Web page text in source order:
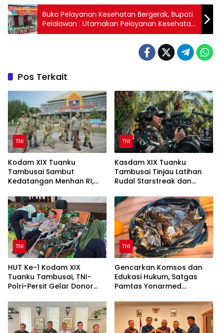
Buka Pelayanan Kesehatan Bergerak, Bupati
Pelalawan : Utamakan Pelayanan Kesehatan
Masyarakat
Pos Terkait
TNI
Kodam XIX Tuanku
Tambusai Sambut
Kedatangan Menhan RI,
di Bengkalis dan Kampar
TNI
Kasdam XIX Tuanku
Tambusai Tinjau Latihan
Rudal Starstreak dan
TNI
HUT Ke-1 Kodam XIX
Tuanku Tambusai, TNI-
Polri-Persit Gelar Donor
TNI
Gencarkan Komsos dan
Edukasi Hukum, Satgas
Pamtas Yonarmed
Penyerahan Sukarela ±1 Kg
Sisik Trenggiling dari
Warga Perbatasan